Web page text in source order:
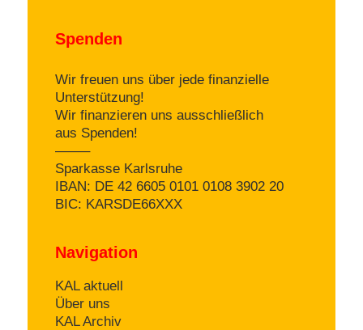
Spenden
Wir freuen uns über jede finanzielle
Unterstützung!
Wir finanzieren uns ausschließlich
aus Spenden!
——–
Sparkasse Karlsruhe
IBAN: DE 42 6605 0101 0108 3902 20
BIC: KARSDE66XXX
Navigation
KAL aktuell
Über uns
KAL Archiv